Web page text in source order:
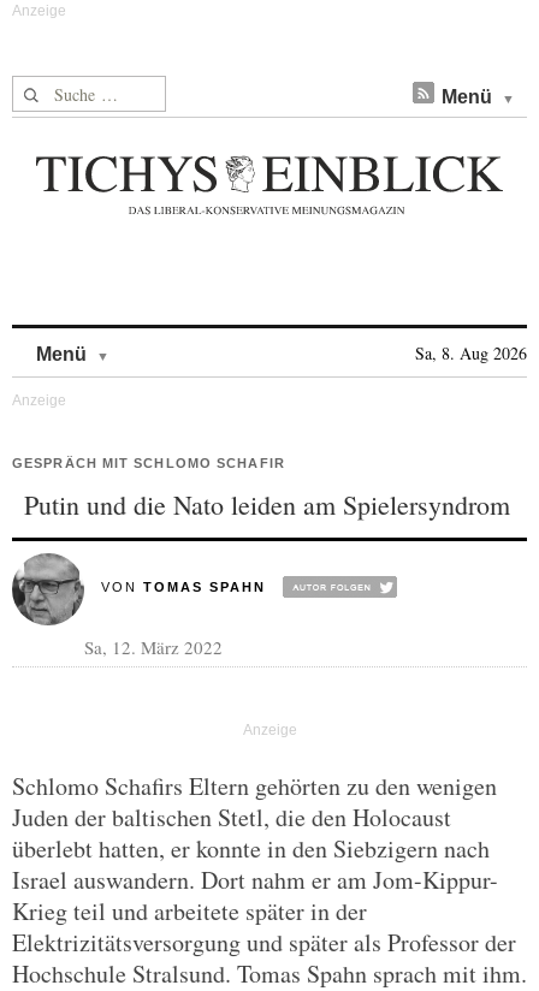
Suche nach: Menü
Menü Sa, 8. Aug 2026
GESPRÄCH MIT SCHLOMO SCHAFIR
Putin und die Nato leiden am Spielersyndrom
VON TOMAS SPAHN
Sa, 12. März 2022
Schlomo Schafirs Eltern gehörten zu den wenigen
Juden der baltischen Stetl, die den Holocaust
überlebt hatten, er konnte in den Siebzigern nach
Israel auswandern. Dort nahm er am Jom-Kippur-
Krieg teil und arbeitete später in der
Elektrizitätsversorgung und später als Professor der
Hochschule Stralsund. Tomas Spahn sprach mit ihm.